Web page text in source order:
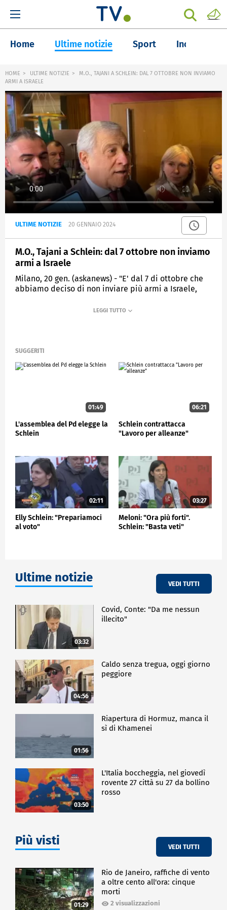
Home Ultime notizie Sport Inchieste
HOME ULTIME NOTIZIE
M.O., TAJANI A SCHLEIN: DAL 7 OTTOBRE NON INVIAMO
ARMI A ISRAELE
ULTIME NOTIZIE 20 GENNAIO 2024
M.O., Tajani a Schlein: dal 7 ottobre non inviamo
armi a Israele
Milano, 20 gen. (askanews) - "E' dal 7 di ottobre che
abbiamo deciso di non inviare più armi a Israele,
è stata presa, l'abbiamo detto in Parlamento". Il
ieri ha chiesto di non inviare più armi ad Israele.
SUGGERITI
01:49
L'assemblea del Pd elegge la
Schlein
06:21
Schlein contrattacca
"Lavoro per alleanze"
02:11
Elly Schlein: "Prepariamoci
al voto"
03:27
Meloni: "Ora più forti".
Schlein: "Basta veti"
Ultime notizie VEDI TUTTI
03:32
Covid, Conte: "Da me nessun
illecito"
04:56
Caldo senza tregua, oggi giorno
peggiore
01:56
Riapertura di Hormuz, manca il
sì di Khamenei
03:50
L'Italia boccheggia, nel giovedì
rovente 27 città su 27 da bollino
rosso
Più visti VEDI TUTTI
01:29
Rio de Janeiro, raffiche di vento
a oltre cento all'ora: cinque
morti
2 visualizzazioni